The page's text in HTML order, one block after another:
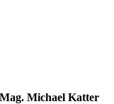
Mag. Michael Katter